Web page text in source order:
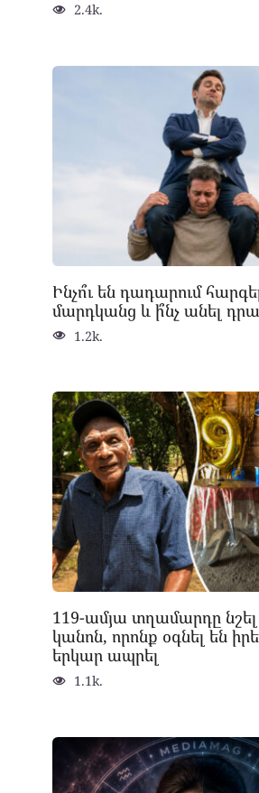
2.4k.
Ինչո՞ւ են դադարում
մարդկանց և ի՞նչ անել
1.2k.
119-ամյա տղամարդը նշել
կանոն, որոնք օգնել են
երկար ապրել
1.1k.